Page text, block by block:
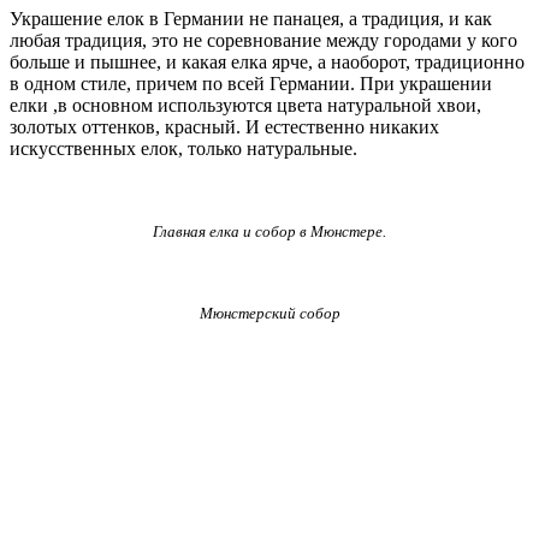
Украшение елок в Германии не панацея, а традиция, и как
любая традиция, это не соревнование между городами у кого
больше и пышнее, и какая елка ярче, а наоборот, традиционно
в одном стиле, причем по всей Германии. При украшении
елки ,в основном используются цвета натуральной хвои,
золотых оттенков, красный. И естественно никаких
искусственных елок, только натуральные.
Главная елка и собор в Мюнстере.
Мюнстерский собор